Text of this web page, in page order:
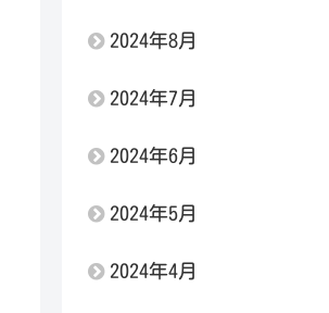
2024年8月
2024年7月
2024年6月
2024年5月
2024年4月